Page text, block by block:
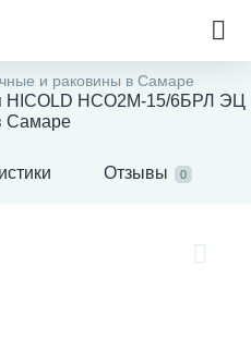
и раковины в Самаре
HICOLD НСО2М-15/6БРЛ ЭЦ
Самаре
Отзывы 0